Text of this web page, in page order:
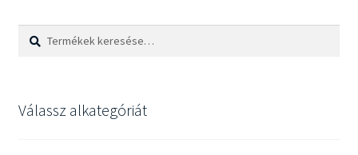
Keresés
Keresés
Válassz alkategóriát